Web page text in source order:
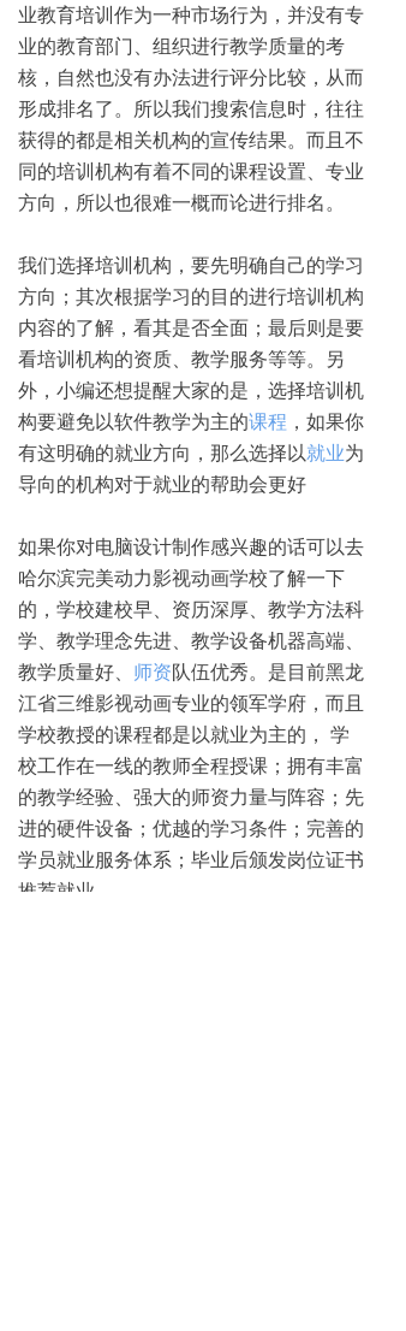
业教育培训作为一种市场行为，并没有专
业的教育部门、组织进行教学质量的考
核，自然也没有办法进行评分比较，从而
形成排名了。所以我们搜索信息时，往往
获得的都是相关机构的宣传结果。而且不
同的培训机构有着不同的课程设置、专业
方向，所以也很难一概而论进行排名。
我们选择培训机构，要先明确自己的学习
方向；其次根据学习的目的进行培训机构
内容的了解，看其是否全面；最后则是要
看培训机构的资质、教学服务等等。另
外，小编还想提醒大家的是，选择培训机
构要避免以软件教学为主的课程 ，如果你
有这明确的就业方向，那么选择以就业为
导向的机构对于就业的帮助会更好
如果你对电脑设计制作感兴趣的话可以去
哈尔滨完美动力影视动画学校了解一下
的，学校建校早、资历深厚、教学方法科
学、教学理念先进、教学设备机器高端、
教学质量好、 师资队伍优秀。是目前黑龙
江省三维影视动画专业的领军学府，而且
学校教授的课程都是以就业为主的， 学
校工作在一线的教师全程授课；拥有丰富
的教学经验、强大的师资力量与阵容；先
进的硬件设备；优越的学习条件；完善的
学员就业服务体系；毕业后颁发岗位证书
推荐就业